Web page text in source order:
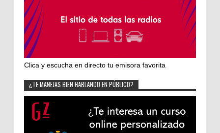
Clica y escucha en directo tu emisora favorita
¿TE MANEJAS BIEN HABLANDO EN PÚBLICO?